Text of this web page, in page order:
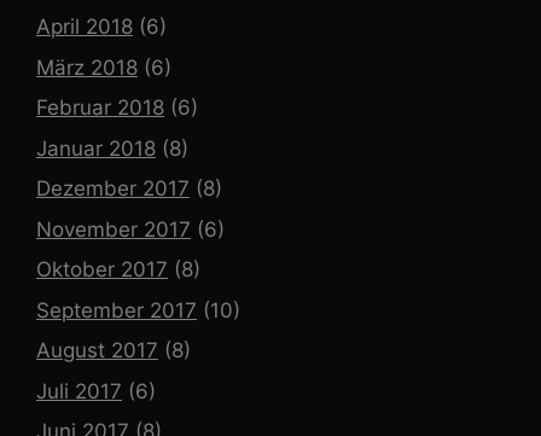
April 2018 (6)
März 2018 (6)
Februar 2018 (6)
Januar 2018 (8)
Dezember 2017 (8)
November 2017 (6)
Oktober 2017 (8)
September 2017 (10)
August 2017 (8)
Juli 2017 (6)